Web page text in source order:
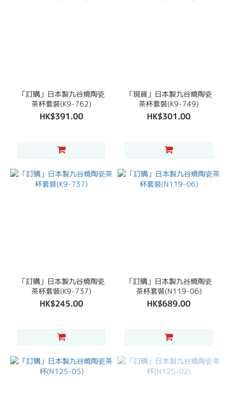
「訂購」日本製九谷燒陶瓷
茶杯套裝(K9-762)
HK$391.00
「現貨」日本製九谷燒陶瓷
茶杯套裝(K9-749)
HK$301.00
「訂購」日本製九谷燒陶瓷
茶杯套裝(K9-737)
HK$245.00
「訂購」日本製九谷燒陶瓷
茶杯套裝(N119-06)
HK$689.00